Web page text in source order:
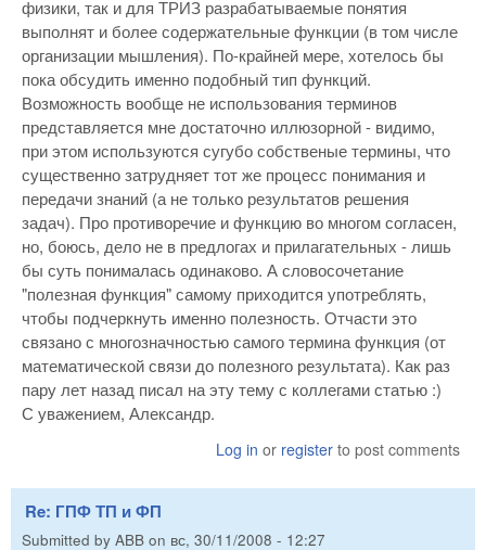
физики, так и для ТРИЗ разрабатываемые понятия
выполнят и более содержательные функции (в том числе
организации мышления). По-крайней мере, хотелось бы
пока обсудить именно подобный тип функций.
Возможность вообще не использования терминов
представляется мне достаточно иллюзорной - видимо,
при этом используются сугубо собственые термины, что
существенно затрудняет тот же процесс понимания и
передачи знаний (а не только результатов решения
задач). Про противоречие и функцию во многом согласен,
но, боюсь, дело не в предлогах и прилагательных - лишь
бы суть понималась одинаково. А словосочетание
"полезная функция" самому приходится употреблять,
чтобы подчеркнуть именно полезность. Отчасти это
связано с многозначностью самого термина функция (от
математической связи до полезного результата). Как раз
пару лет назад писал на эту тему с коллегами статью :)
С уважением, Александр.
Log in or register to post comments
Re: ГПФ ТП и ФП
Submitted by ABB on вс, 30/11/2008 - 12:27